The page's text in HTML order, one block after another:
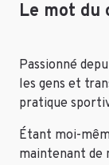
Le mot du
Passionné
les gens et
pratique
Étant moi-
maintenant de